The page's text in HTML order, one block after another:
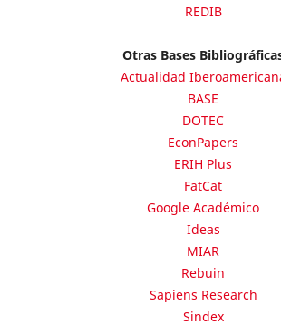
REDIB
Otras Bases
Actualidad
BASE
DOTEC
EconPapers
ERIH Plus
FatCat
Google Académico
Ideas
MIAR
Rebuin
Sapiens Research
Sindex